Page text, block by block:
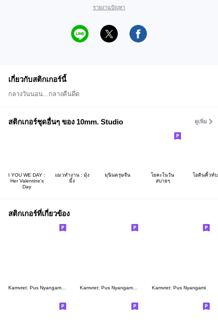
รายงานปัญหา
เกี่ยวกับสติกเกอร์นี้
กลางวันนอน...กลางคืนดีด
สติกเกอร์ชุดอื่นๆ ของ 10mm. Studio ดูเพิ่ม
I YOU WE DAY :
Her Valentine's
Day
แมวทำงาน : มุ้ง
มิ้ง
มุนินตรุษจีน
โยคะในวัน
สบายๆ
โอดินคิ้วท์บ
สติกเกอร์ที่เกี่ยวข้อง
Kamvret: Pus Nyangami 5 Kamvret: Pus Nyangami 2 (Re) Kamvret: Pus Nyangami